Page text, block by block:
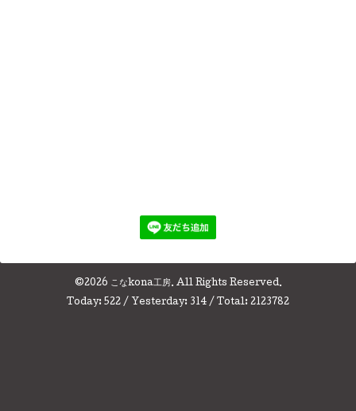
©2026 こなkona工房. All Rights Reserved.
Today: 522 / Yesterday: 314 / Total: 2123782